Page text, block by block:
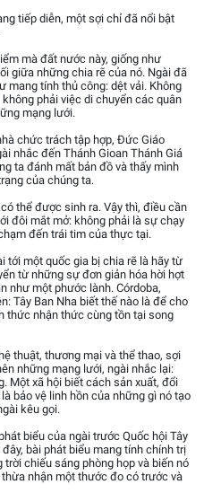
tiếp diễn, một sợi chỉ đã nổi bật
mà đất nước này, giống như
giữa những chia rẽ của nó. Ngài đã
mang tính thủ công: dệt vải. Không
phải việc di chuyển các quân
mạng lưới.
chức trách tập hợp, Đức Giáo
nhắc đến Thánh Gioan Thánh Giá
ta đánh mất bản đồ và thấy mình
của chúng ta.
thể được sinh ra. Vậy thì, điều cần
đôi mắt mở: không phải là sự chạy
đến trái tim của thực tại.
tới một quốc gia bị chia rẽ là hãy từ
từ những sự đơn giản hóa hời hợt
như một phước lành. Córdoba,
Tây Ban Nha biết thế nào là để cho
thức nhận thức cùng tồn tại song
thuật, thương mại và thể thao, sợi
những mạng lưới, ngài nhắc lại:
Một xã hội biết cách sản xuất, đổi
bảo vệ linh hồn của những gì nó tạo
kêu gọi.
biểu của ngài trước Quốc hội Tây
bài phát biểu mang tính chính trị
chiếu sáng phòng họp và biến nó
nhận một thước đo có trước và